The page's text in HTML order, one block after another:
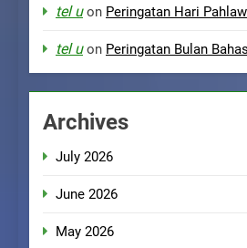
tel uon Peringatan Hari
tel uon Peringatan Bulan
Archives
July 2026
June 2026
May 2026